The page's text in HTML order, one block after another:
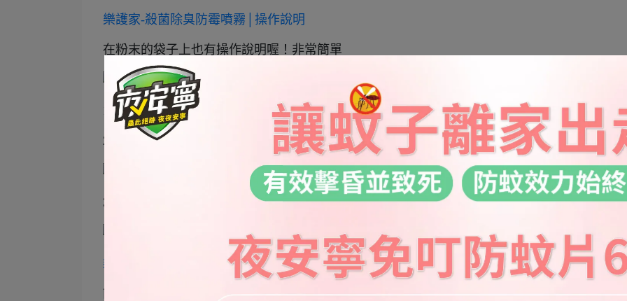
樂護家-殺菌除臭防霉噴霧│操作說明
在粉末的袋子上也有操作說明喔！非常簡單
1.打開樂護家粒劑
2.倒入裝滿自來水的容器中
3.輕輕搖晃使粒劑溶解就可以使用囉！
樂護家-殺菌除臭防霉噴霧│稀釋濃度及使用方法
簡單來說，200ppm是給 寵物和小孩的家庭使用,400ppm一般人用